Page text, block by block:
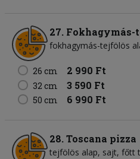
27.
fokhagymás-tejfölös
26 cm 2 990 Ft
32 cm 3 590 Ft
50 cm 6 990 Ft
28. Toscana pizza
tejfölös alap sajt főtt